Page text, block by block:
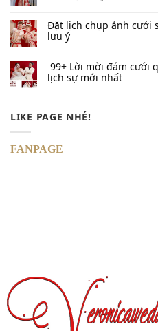
Đặt lịch chụp ảnh cưới
lưu ý
99+ Lời mời đám cưới
lịch sự mới nhất
LIKE PAGE NHÉ!
FANPAGE